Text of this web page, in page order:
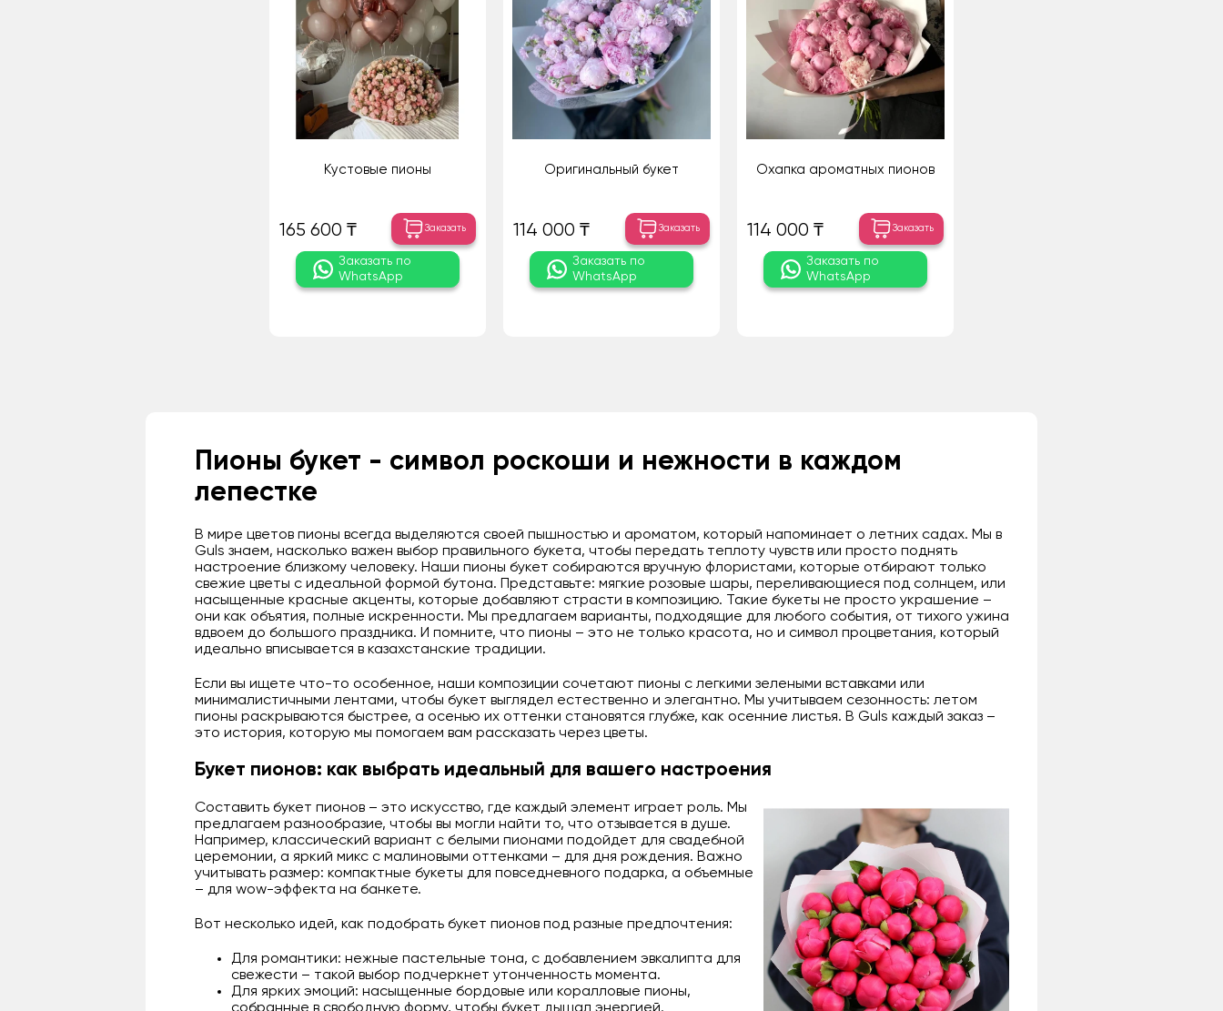
Кустовые пионы
165 600 ₸ Заказать
Заказать по
WhatsApp
Оригинальный букет
114 000 ₸ Заказать
Заказать по
WhatsApp
Охапка ароматных пионов
114 000 ₸ Заказать
Заказать по
WhatsApp
Пионы букет - символ роскоши и нежности в каждом
лепестке
В мире цветов пионы всегда выделяются своей пышностью и ароматом, который напоминает о летних садах. Мы в
Guls знаем, насколько важен выбор правильного букета, чтобы передать теплоту чувств или просто поднять
настроение близкому человеку. Наши пионы букет собираются вручную флористами, которые отбирают только
свежие цветы с идеальной формой бутона. Представьте: мягкие розовые шары, переливающиеся под солнцем, или
насыщенные красные акценты, которые добавляют страсти в композицию. Такие букеты не просто украшение –
они как объятия, полные искренности. Мы предлагаем варианты, подходящие для любого события, от тихого ужина
вдвоем до большого праздника. И помните, что пионы – это не только красота, но и символ процветания, который
идеально вписывается в казахстанские традиции.
Если вы ищете что-то особенное, наши композиции сочетают пионы с легкими зелеными вставками или
минималистичными лентами, чтобы букет выглядел естественно и элегантно. Мы учитываем сезонность: летом
пионы раскрываются быстрее, а осенью их оттенки становятся глубже, как осенние листья. В Guls каждый заказ –
это история, которую мы помогаем вам рассказать через цветы.
Букет пионов: как выбрать идеальный для вашего настроения
Составить букет пионов – это искусство, где каждый элемент играет роль. Мы
предлагаем разнообразие, чтобы вы могли найти то, что отзывается в душе.
Например, классический вариант с белыми пионами подойдет для свадебной
церемонии, а яркий микс с малиновыми оттенками – для дня рождения. Важно
учитывать размер: компактные букеты для повседневного подарка, а объемные
– для wow-эффекта на банкете.
Вот несколько идей, как подобрать букет пионов под разные предпочтения:
Для романтики: нежные пастельные тона, с добавлением эвкалипта для
свежести – такой выбор подчеркнет утонченность момента.
Для ярких эмоций: насыщенные бордовые или коралловые пионы,